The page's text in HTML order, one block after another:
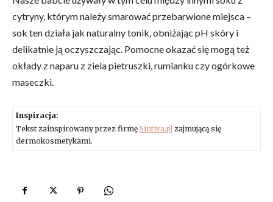
cytryny, którym należy smarować przebarwione miejsca –
sok ten działa jak naturalny tonik, obniżając pH skóry i
delikatnie ją oczyszczając. Pomocne okazać się mogą też
okłady z naparu z ziela pietruszki, rumianku czy ogórkowe
maseczki.
Inspiracja:
Tekst zainspirowany przez firmę Sintiva.pl zajmującą się
dermokosmetykami.